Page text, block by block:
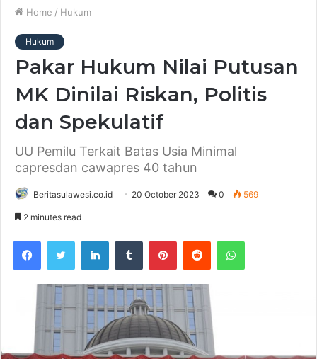
Home / Hukum
Hukum
Pakar Hukum Nilai Putusan
MK Dinilai Riskan, Politis
dan Spekulatif
UU Pemilu Terkait Batas Usia Minimal
capresdan cawapres 40 tahun
Beritasulawesi.co.id 20 October 2023 0 569
2 minutes read